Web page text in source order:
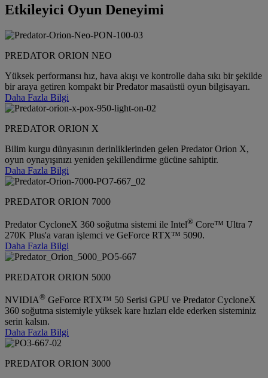
Etkileyici Oyun Deneyimi
PREDATOR ORION NEO
Yüksek performansı hız, hava akışı ve kontrolle daha sıkı bir şekilde
bir araya getiren kompakt bir Predator masaüstü oyun bilgisayarı.
Daha Fazla Bilgi
PREDATOR ORION X
Bilim kurgu dünyasının derinliklerinden gelen Predator Orion X,
oyun oynayışınızı yeniden şekillendirme gücüne sahiptir.
Daha Fazla Bilgi
PREDATOR ORION 7000
Predator CycloneX 360 soğutma sistemi ile Intel® Core™ Ultra 7
270K Plus'a varan işlemci ve GeForce RTX™ 5090.
Daha Fazla Bilgi
PREDATOR ORION 5000
NVIDIA® GeForce RTX™ 50 Serisi GPU ve Predator CycloneX
360 soğutma sistemiyle yüksek kare hızları elde ederken sisteminiz
serin kalsın.
Daha Fazla Bilgi
PREDATOR ORION 3000